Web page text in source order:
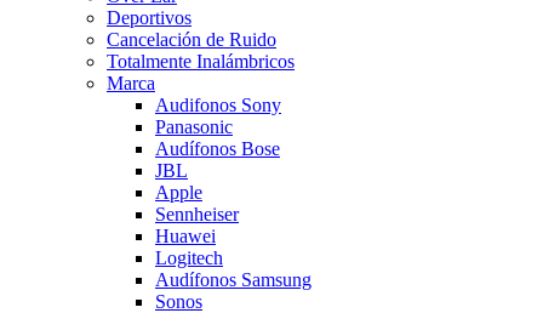
Deportivos
Cancelación de Ruido
Totalmente Inalámbricos
Marca
Audifonos Sony
Panasonic
Audífonos Bose
JBL
Apple
Sennheiser
Huawei
Logitech
Audífonos Samsung
Sonos